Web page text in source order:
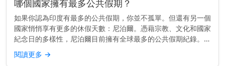
哪個國家擁有最多公共假期？
如果你認為印度有最多的公共假期，你並不孤單。但還有另一個
國家悄悄享有更多的休假天數：尼泊爾。憑藉宗教、文化和國家
紀念日的多樣性，尼泊爾目前擁有全球最多的公共假期紀錄。而
且，差距非常明顯。 快速見解： 尼泊爾每年約有35個公共假
期，遠超其他國...
閱讀更多 →